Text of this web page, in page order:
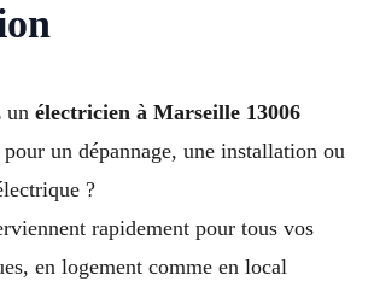
un électricien à Marseille 13006
pour un dépannage, une installation ou
?
rapidement pour tous vos
en logement comme en local